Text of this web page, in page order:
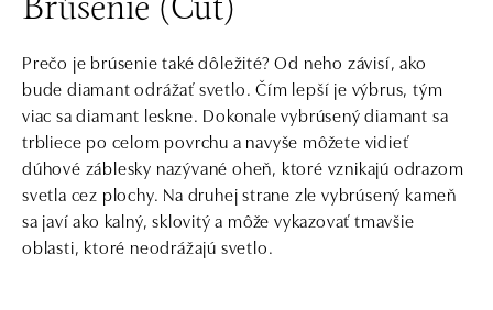
Brúsenie (Cut)
Prečo je brúsenie také dôležité? Od neho závisí, ako
bude diamant odrážať svetlo. Čím lepší je výbrus, tým
viac sa diamant leskne. Dokonale vybrúsený diamant sa
trbliece po celom povrchu a navyše môžete vidieť
dúhové záblesky nazývané oheň, ktoré vznikajú odrazom
svetla cez plochy. Na druhej strane zle vybrúsený kameň
sa javí ako kalný, sklovitý a môže vykazovať tmavšie
oblasti, ktoré neodrážajú svetlo.